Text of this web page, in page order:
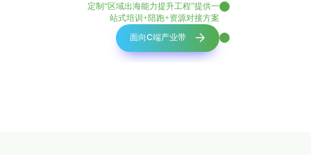
定制“区域出海能力提升工程”提供一
站式培训+陪跑+资源对接方案
面向C端产业带